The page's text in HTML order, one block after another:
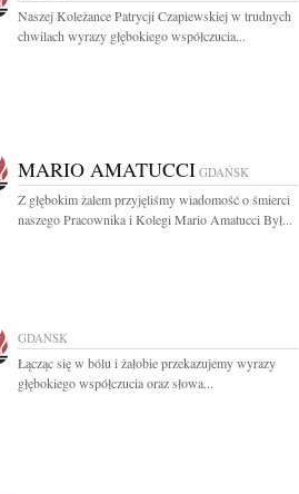
Naszej Koleżance Patrycji Czapiewskiej w trudnych
chwilach wyrazy głębokiego współczucia...
MARIO AMATUCCI GDAŃSK
Z głębokim żalem przyjęliśmy wiadomość o śmierci
naszego Pracownika i Kolegi Mario Amatucci Był...
GDAŃSK
Łącząc się w bólu i żałobie przekazujemy wyrazy
głębokiego współczucia oraz słowa...